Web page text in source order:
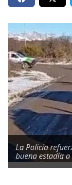
La Policía
buena estadía